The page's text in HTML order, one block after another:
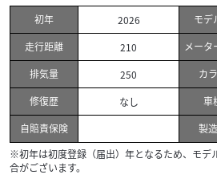
初年 2026 モデ
走行距離
210
メータ
排気量
250 カ
修復歴
なし
車
自賠責保険
製
※初年は初度登録（届出）年となるため、モデ
合がございます。